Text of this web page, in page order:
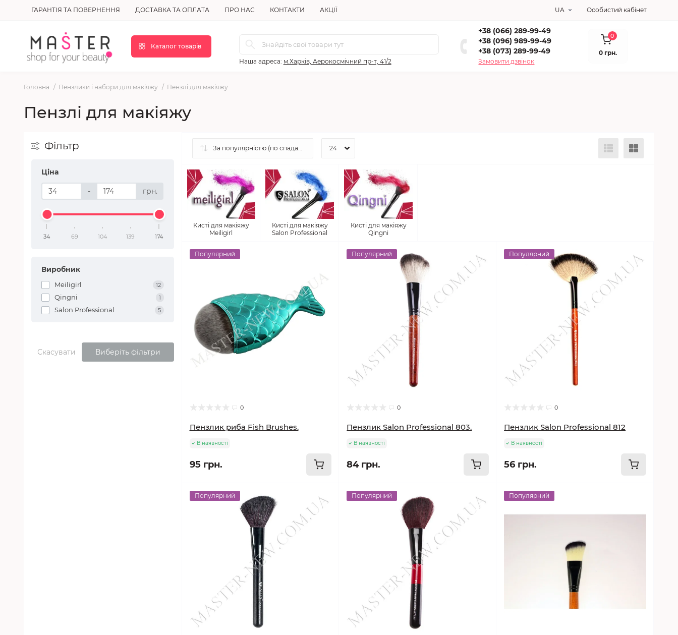
ГАРАНТІЯ ТА ПОВЕРНЕННЯ ДОСТАВКА ТА ОПЛАТА ПРО НАС КОНТАКТИ АКЦІЇ UA Особистий кабінет
Каталог товарів
Наша адреса: м.Харків, Аерокосмічний пр-т, 41/2
+38 (066) 289-99-49
+38 (096) 989-99-49
+38 (073) 289-99-49
Замовити дзвінок
0
0 грн.
Головна Пензлики і набори для макіяжу Пензлі для макіяжу
Пензлі для макіяжу
Фільтр
Ціна
- грн.
34 69 104 139 174
Виробник
Meiligirl 12
Qingni 1
Salon Professional 5
Скасувати Виберіть фільтри
Кисті для макіяжу
Meiligirl
Кисті для макіяжу
Salon Professional
Кисті для макіяжу
Qingni
Популярний
0
Пензлик риба Fish Brushes.
В наявності
95 грн.
Популярний
0
Пензлик Salon Professional 803.
В наявності
84 грн.
Популярний
0
Пензлик Salon Professional 812
В наявності
56 грн.
Популярний Популярний Популярний